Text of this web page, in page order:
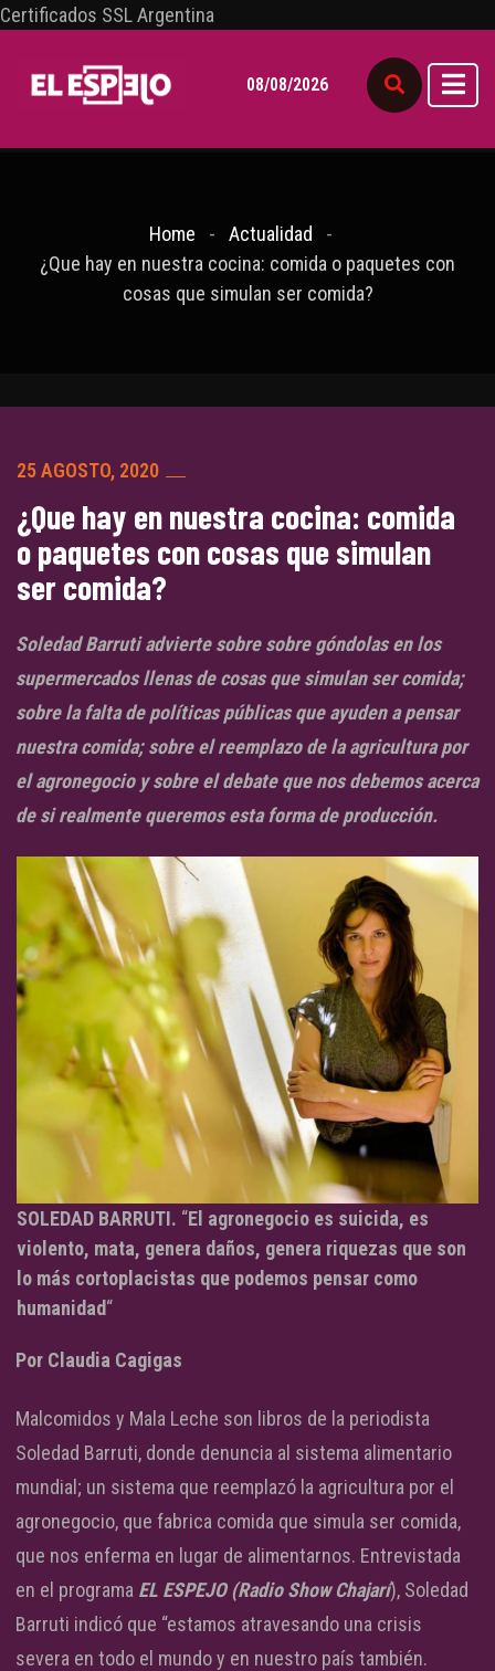
Certificados SSL Argentina
08/08/2026
Home
Actualidad
¿Que hay en nuestra cocina: comida o paquetes con
cosas que simulan ser comida?
25 AGOSTO, 2020
¿Que hay en nuestra cocina: comida
o paquetes con cosas que simulan
ser comida?
Soledad Barruti advierte sobre sobre góndolas en los
supermercados llenas de cosas que simulan ser comida;
sobre la falta de políticas públicas que ayuden a pensar
nuestra comida; sobre el reemplazo de la agricultura por
el agronegocio y sobre el debate que nos debemos acerca
de si realmente queremos esta forma de producción.
SOLEDAD BARRUTI. “El agronegocio es suicida, es
violento, mata, genera daños, genera riquezas que son
lo más cortoplacistas que podemos pensar como
humanidad“
Por Claudia Cagigas
Malcomidos y Mala Leche son libros de la periodista
Soledad Barruti, donde denuncia al sistema alimentario
mundial; un sistema que reemplazó la agricultura por el
agronegocio, que fabrica comida que simula ser comida,
que nos enferma en lugar de alimentarnos. Entrevistada
en el programa EL ESPEJO (Radio Show Chajarí), Soledad
Barruti indicó que “estamos atravesando una crisis
severa en todo el mundo y en nuestro país también.